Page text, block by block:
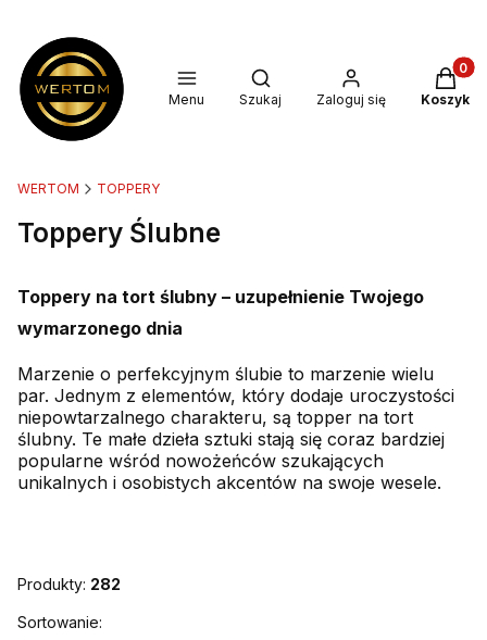
Menu
Otwórz wyszukiwarkę
Szukaj Zaloguj się Koszyk
WERTOM TOPPERY
Toppery Ślubne
Toppery na tort ślubny – uzupełnienie Twojego
wymarzonego dnia
Marzenie o perfekcyjnym ślubie to marzenie wielu
par. Jednym z elementów, który dodaje uroczystości
niepowtarzalnego charakteru, są topper na tort
ślubny. Te małe dzieła sztuki stają się coraz bardziej
popularne wśród nowożeńców szukających
unikalnych i osobistych akcentów na swoje wesele.
Produkty: 282
Lista produktów
Sortowanie: